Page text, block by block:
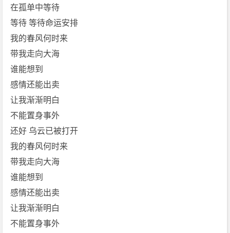
在孤单中等待
等待 等待命运安排
我的春风何时来
带我走向大海
谁能想到
感情还能出卖
让我渐渐明白
不能置身事外
还好 乌云已被打开
我的春风何时来
带我走向大海
谁能想到
感情还能出卖
让我渐渐明白
不能置身事外